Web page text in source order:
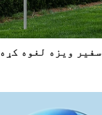
ویزه لغوه کړه